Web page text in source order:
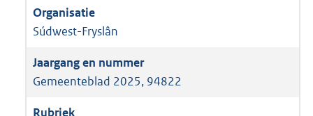
Súdwest-Fryslân
Gemeenteblad 2025, 94822